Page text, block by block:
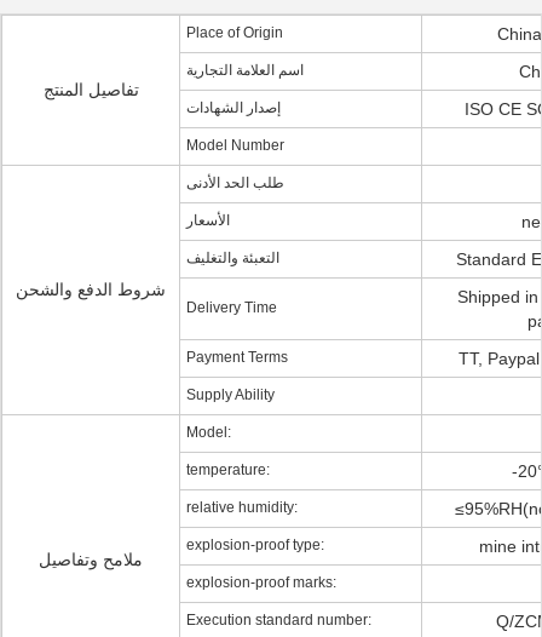
تفاصيل المنتج
Place of Origin
اسم العلامة التجارية
إصدار الشهادات ISO CE
Model Number
شروط الدفع والشحن
طلب الحد الأدنى
الأسعار
التعبئة والتغليف Standard
Delivery Time
Shipped
Payment Terms TT,
Supply Ability
ملامح وتفاصيل
Model:
temperature: -
relative humidity:
explosion-proof type: mine
explosion-proof marks:
Execution standard number: Q/